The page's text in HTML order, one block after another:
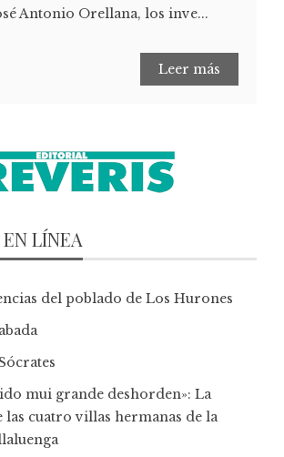
Antonio Orellana, los inve...
Leer más
LÍNEA
del poblado de Los Hurones
mui grande deshorden»: La
las cuatro villas hermanas de la